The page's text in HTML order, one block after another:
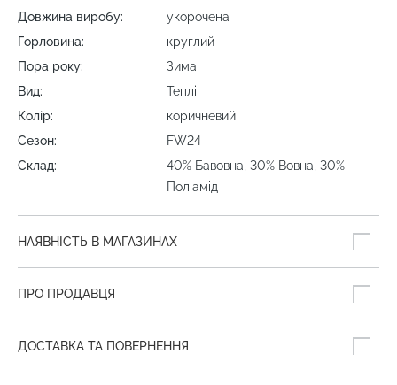
Довжина виробу:
укорочена
Горловина:
круглий
Пора року:
Зима
Вид:
Теплі
Колір:
коричневий
Сезон:
FW24
Склад:
40% Бавовна, 30% Вовна, 30%
Поліамід
НАЯВНІСТЬ В МАГАЗИНАХ
ПРО ПРОДАВЦЯ
ДОСТАВКА ТА ПОВЕРНЕННЯ